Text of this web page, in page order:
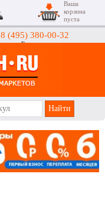
8 (495) 380-00-32
Гипермаркеты
Ваша
корзина
пуста